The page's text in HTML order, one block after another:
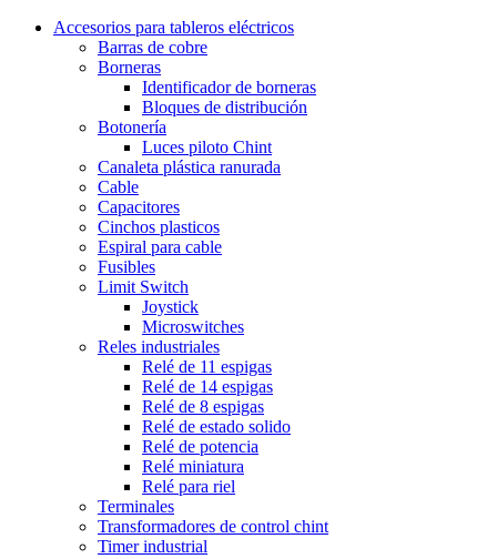
Accesorios para tableros eléctricos
Barras de cobre
Borneras
Identificador de borneras
Bloques de distribución
Botonería
Luces piloto Chint
Canaleta plástica ranurada
Cable
Capacitores
Cinchos plasticos
Espiral para cable
Fusibles
Limit Switch
Joystick
Microswitches
Reles industriales
Relé de 11 espigas
Relé de 14 espigas
Relé de 8 espigas
Relé de estado solido
Relé de potencia
Relé miniatura
Relé para riel
Terminales
Transformadores de control chint
Timer industrial